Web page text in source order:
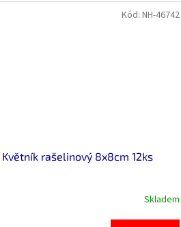
Květník rašelinový 8x8cm 12ks
Skladem
Kód: NH-46742